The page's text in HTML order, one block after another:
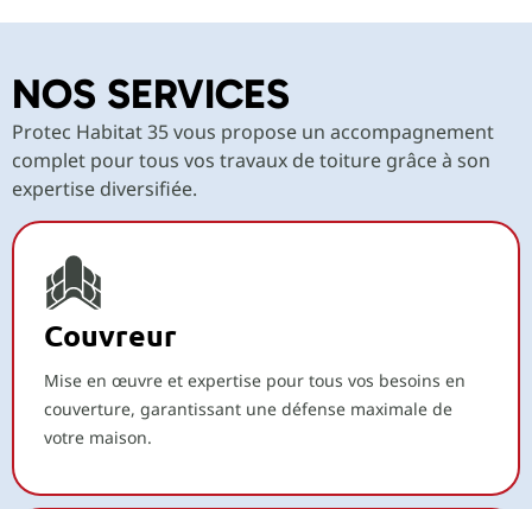
NOS SERVICES
Protec Habitat 35 vous propose un accompagnement
complet pour tous vos travaux de toiture grâce à son
expertise diversifiée.
Couvreur
Mise en œuvre et expertise pour tous vos besoins en
couverture, garantissant une défense maximale de
votre maison.